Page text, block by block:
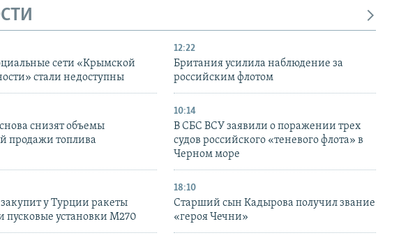
сети «Крымской
стали недоступны
12:22
Британия усилила наблюдение за
российским флотом
снизят объемы
продажи топлива
10:14
В СБС ВСУ заявили о поражении трех
судов российского «теневого флота» в
Черном море
у Турции ракеты
пусковые установки M270
18:10
Старший сын Кадырова получил звание
«героя Чечни»